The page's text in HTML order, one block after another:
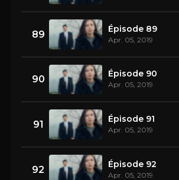
89 Épisode 89
Apr. 05, 2019
90 Épisode 90
Apr. 05, 2019
91 Épisode 91
Apr. 05, 2019
92 Épisode 92
Apr. 05, 2019